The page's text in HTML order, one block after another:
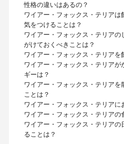
性格の違いはあるの？
ワイアー・フォックス・テリア
気をつけることは？
ワイアー・フォックス・テリア
がけておくべきことは？
ワイアー・フォックス・テリアを
ワイアー・フォックス・テリア
ギーは？
ワイアー・フォックス・テリアを
ことは？
ワイアー・フォックス・テリアに
ワイアー・フォックス・テリアの
ワイアー・フォックス・テリアの
ることは？